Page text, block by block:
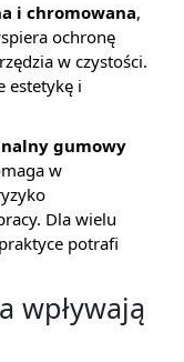
i chromowana,
ochronę
w czystości.
estetykę i
gumowy
w
Dla wielu
potrafi
wpływają